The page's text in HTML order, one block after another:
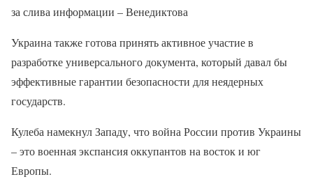
за слива информации – Венедиктова
Украина также готова принять активное участие в
разработке универсального документа, который давал бы
эффективные гарантии безопасности для неядерных
государств.
Кулеба намекнул Западу, что война России против Украины
– это военная экспансия оккупантов на восток и юг
Европы.